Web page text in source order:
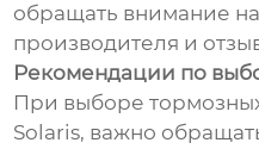
обращать внимание
производителя и
Рекомендации по
При выборе
Solaris, важно